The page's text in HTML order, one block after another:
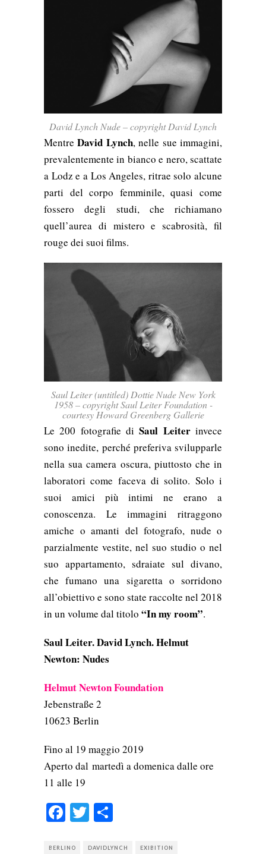
David Lynch Nude – copyright David Lynch
MentreDavid Lynch, nelle sue immagini,
prevalentemente in bianco e nero, scattate
a Lodz e a Los Angeles, ritrae solo alcune
parti del corpo femminile, quasi come
fossero degli studi, che richiamano
quell’aurea di mistero e scabrosità, fil
rouge dei suoi films.
Saul Leiter (untitled) Dottie Nude New York
1958 – copyright Saul Leiter Foundation -
courtesy Howard Greenberg Gallerie
Le 200 fotografie diSaul Leiterinvece
sono inedite, perché preferiva svilupparle
nella sua camera oscura, piuttosto che in
laboratori come faceva di solito. Solo i
suoi amici più intimi ne erano a
conoscenza. Le immagini ritraggono
amiche o amanti del fotografo, nude o
parzialmente vestite, nel suo studio o nel
suo appartamento, sdraiate sul divano,
che fumano una sigaretta o sorridono
all’obiettivo e sono state raccolte nel 2018
in un volume dal titolo “In my room”.
Saul Leiter. David Lynch. Helmut
Newton: Nudes
Helmut Newton Foundation
Jebenstraße 2
10623 Berlin
Fino al 19 maggio 2019
Aperto dal martedì a domenica dalle ore
11 alle 19
Facebook
Twitter
BERLINO DAVIDLYNCH EXIBITION